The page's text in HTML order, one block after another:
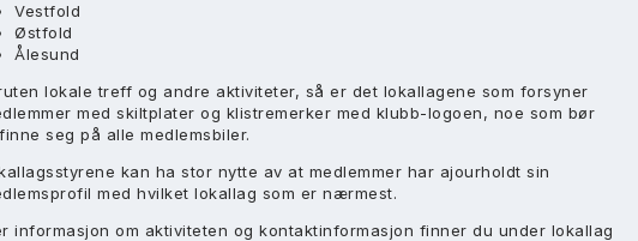
Vestfold
Østfold
Ålesund
lokale treff og andre aktiviteter, så er det lokallagene som forsyner
med skiltplater og klistremerker med klubb-logoen, noe som bør
seg på alle medlemsbiler.
kan ha stor nytte av at medlemmer har ajourholdt sin
med hvilket lokallag som er nærmest.
informasjon om aktiviteten og kontaktinformasjon finner du under lokallag